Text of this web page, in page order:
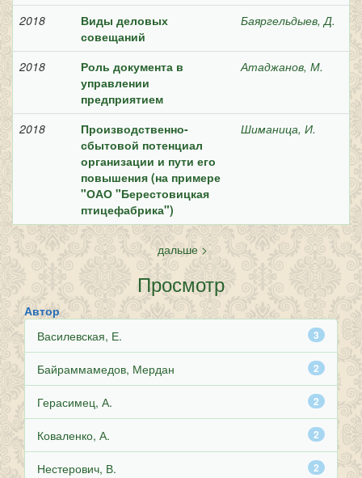
2018
Виды деловых
совещаний
Баяргельдыев, Д.
2018
Роль документа в
управлении
предприятием
Атаджанов, М.
2018
Производственно-
сбытовой потенциал
организации и пути его
повышения (на примере
"ОАО "Берестовицкая
птицефабрика")
Шиманица, И.
дальше >
Просмотр
Автор
3
Василевская, Е.
2
Байраммамедов, Мердан
2
Герасимец, А.
2
Коваленко, А.
2
Нестерович, В.